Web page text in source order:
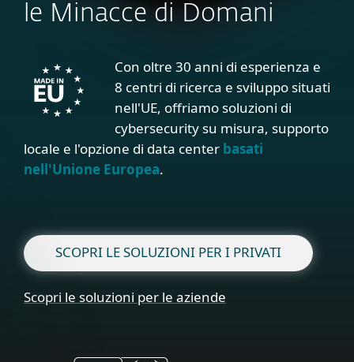
le Minacce di Domani
Con oltre 30 anni di esperienza e
8 centri di ricerca e sviluppo situati
nell'UE, offriamo soluzioni di
cybersecurity su misura, supporto
locale e l'opzione di data center basati
nell'Unione Europea.
SCOPRI LE SOLUZIONI PER I PRIVATI
Scopri le soluzioni per le aziende